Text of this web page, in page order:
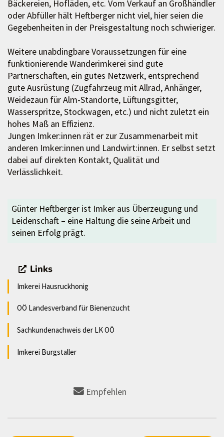
Bäckereien, Hofläden, etc. Vom Verkauf an Großhändler
oder Abfüller hält Heftberger nicht viel, hier seien die
Gegebenheiten in der Preisgestaltung noch schwieriger.
Weitere unabdingbare Voraussetzungen für eine
funktionierende Wanderimkerei sind gute
Partnerschaften, ein gutes Netzwerk, entsprechend
gute Ausrüstung (Zugfahrzeug mit Allrad, Anhänger,
Weidezaun für Alm-Standorte, Lüftungsgitter,
Wasserspritze, Stockwagen, etc.) und nicht zuletzt ein
hohes Maß an Effizienz.
Jungen Imker:innen rät er zur Zusammenarbeit mit
anderen Imker:innen und Landwirt:innen. Er selbst setzt
dabei auf direkten Kontakt, Qualität und
Verlässlichkeit.
Günter Heftberger ist Imker aus Überzeugung und
Leidenschaft – eine Haltung die seine Arbeit und
seinen Erfolg prägt.
Links
Imkerei Hausruckhonig
OÖ Landesverband für Bienenzucht
Sachkundenachweis der LK OÖ
Imkerei Burgstaller
Empfehlen